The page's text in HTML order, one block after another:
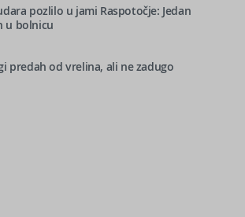
pozlilo u jami Raspotočje: Jedan
u bolnicu
predah od vrelina, ali ne zadugo